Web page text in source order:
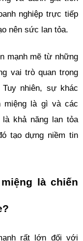
nghiệp trực tiếp
nên sức lan tỏa.
mạnh mẽ từ những
vai trò quan trọng
nhiên, sự khác
miệng là gì và các
khả năng lan tỏa
tạo dựng niềm tin
là chiến
rất lớn đối với